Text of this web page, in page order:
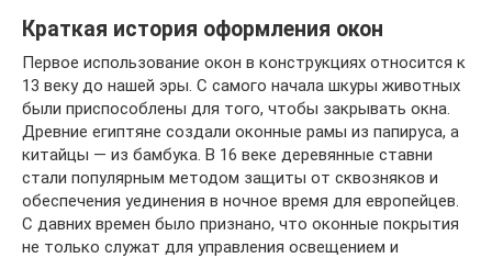
Краткая история оформления окон
Первое использование окон в конструкциях относится к
13 веку до нашей эры. С самого начала шкуры животных
были приспособлены для того, чтобы закрывать окна.
Древние египтяне создали оконные рамы из папируса, а
китайцы — из бамбука. В 16 веке деревянные ставни
стали популярным методом защиты от сквозняков и
обеспечения уединения в ночное время для европейцев.
С давних времен было признано, что оконные покрытия
не только служат для управления освещением и